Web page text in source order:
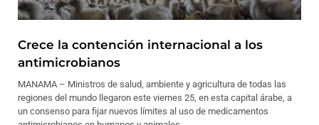
Crece la contención internacional a los
antimicrobianos
MANAMA – Ministros de salud, ambiente y agricultura de todas las
regiones del mundo llegaron este viernes 25, en esta capital árabe, a
un consenso para fijar nuevos límites al uso de medicamentos